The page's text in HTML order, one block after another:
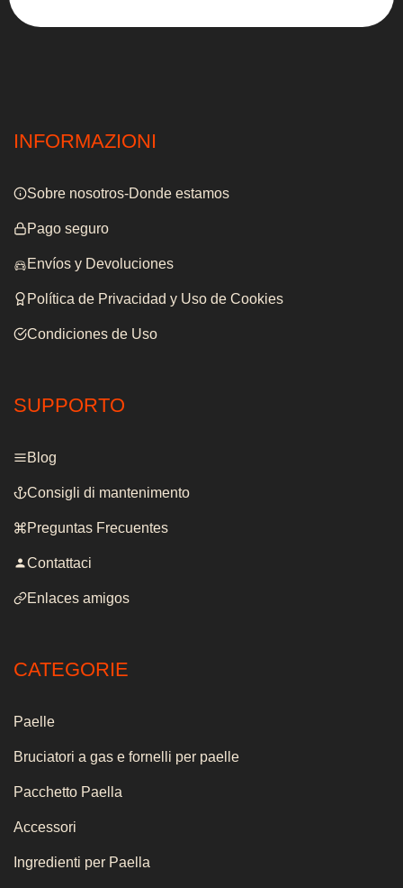
INFORMAZIONI
Sobre nosotros-Donde estamos
Pago seguro
Envíos y Devoluciones
Política de Privacidad y Uso de Cookies
Condiciones de Uso
SUPPORTO
Blog
Consigli di mantenimento
Preguntas Frecuentes
Contattaci
Enlaces amigos
CATEGORIE
Paelle
Bruciatori a gas e fornelli per paelle
Pacchetto Paella
Accessori
Ingredienti per Paella